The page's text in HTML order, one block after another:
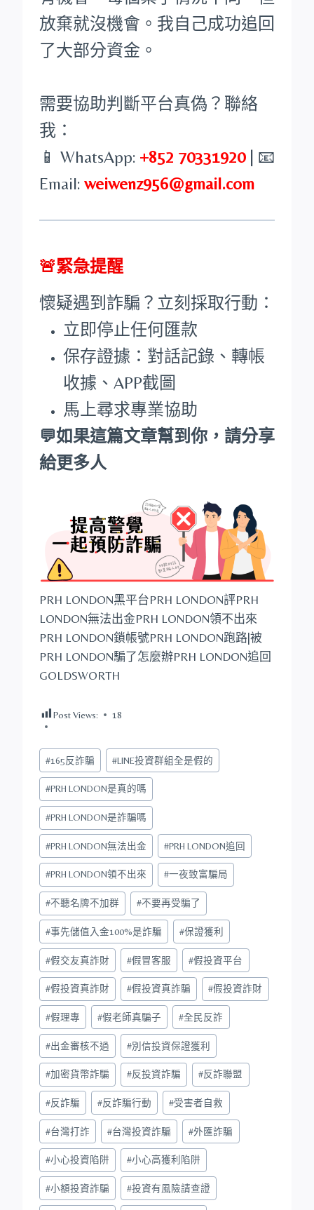
放棄就沒機會。我自己成功追回
了大部分資金。
需要協助判斷平台真偽？聯絡
我：
📱 WhatsApp: +852 70331920| 📧
Email: weiwenz956@gmail.com
🚨緊急提醒
懷疑遇到詐騙？立刻採取行動：
立即停止任何匯款
保存證據：對話記錄、轉帳
收據、APP截圖
馬上尋求專業協助
💬如果這篇文章幫到你，請分享
給更多人
PRH LONDON黑平台PRH LONDON評PRH
LONDON無法出金PRH LONDON領不出來
PRH LONDON鎖帳號PRH LONDON跑路|被
PRH LONDON騙了怎麼辦PRH LONDON追回
GOLDSWORTH
Post Views: 18
Post
Tags:
#165反詐騙 #LINE投資群組全是假的
#PRH LONDON是真的嗎
#PRH LONDON是詐騙嗎
#PRH LONDON無法出金 #PRH LONDON追回
#PRH LONDON領不出來 #一夜致富騙局
#不聽名牌不加群 #不要再受騙了
#事先儲值入金100%是詐騙 #保證獲利
#假交友真詐財 #假冒客服 #假投資平台
#假投資真詐財 #假投資真詐騙 #假投資詐財
#假理專 #假老師真騙子 #全民反詐
#出金審核不過 #別信投資保證獲利
#加密貨幣詐騙 #反投資詐騙 #反詐聯盟
#反詐騙 #反詐騙行動 #受害者自救
#台灣打詐 #台灣投資詐騙 #外匯詐騙
#小心投資陷阱 #小心高獲利陷阱
#小額投資詐騙 #投資有風險請查證